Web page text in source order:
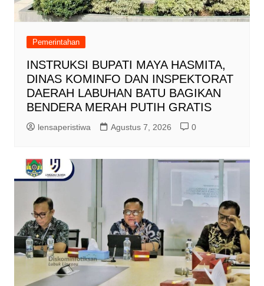
Pemerintahan
INSTRUKSI BUPATI MAYA HASMITA,
DINAS KOMINFO DAN INSPEKTORAT
DAERAH LABUHAN BATU BAGIKAN
BENDERA MERAH PUTIH GRATIS
lensaperistiwa Agustus 7, 2026 0